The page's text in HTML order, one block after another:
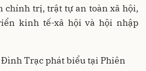
chính trị, trật tự an toàn xã hội,
kinh tế-xã hội và hội nhập